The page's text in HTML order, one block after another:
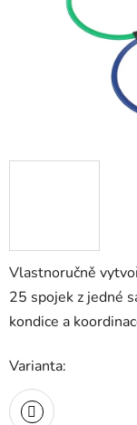
Vlastnoručně
25 spojek z jedné
kondice a
Varianta: